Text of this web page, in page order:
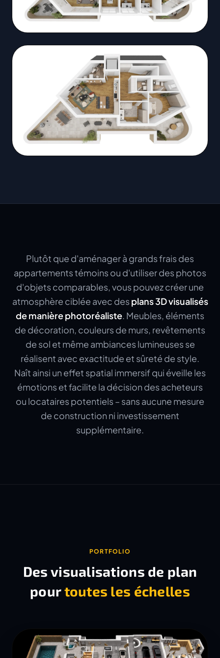
Plutôt que d'aménager à grands frais des
appartements témoins ou d'utiliser des photos
d'objets comparables, vous pouvez créer une
atmosphère ciblée avec des plans 3D visualisés
de manière photoréaliste. Meubles, éléments
de décoration, couleurs de murs, revêtements
de sol et même ambiances lumineuses se
réalisent avec exactitude et sûreté de style.
Naît ainsi un effet spatial immersif qui éveille les
émotions et facilite la décision des acheteurs
ou locataires potentiels – sans aucune mesure
de construction ni investissement
supplémentaire.
PORTFOLIO
Des visualisations de plan
pourtoutes les échelles